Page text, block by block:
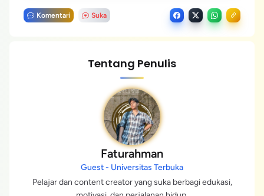
Komentari Suka
Tentang Penulis
Faturahman
Guest - Universitas Terbuka
Pelajar dan content creator yang suka berbagi edukasi,